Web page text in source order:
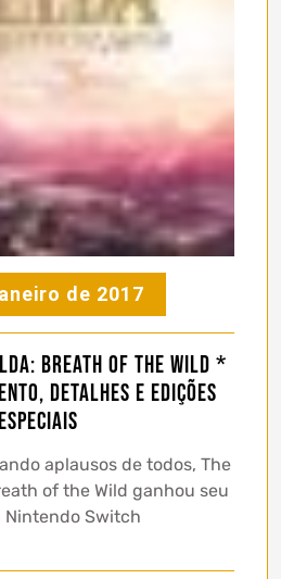
de 2017
Breath of the Wild *
detalhes e edições
aplausos de todos, The
of the Wild ganhou seu
Nintendo Switch